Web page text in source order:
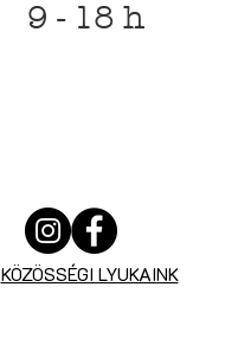
9 - 18 h
KÖZÖSSÉGI LYUKAINK